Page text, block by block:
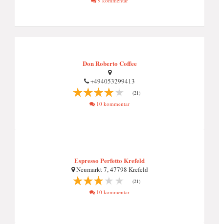
Don Roberto Coffee
+494053299413
(21)
10 kommentar
Espresso Perfetto Krefeld
Neumarkt 7, 47798 Krefeld
(21)
10 kommentar